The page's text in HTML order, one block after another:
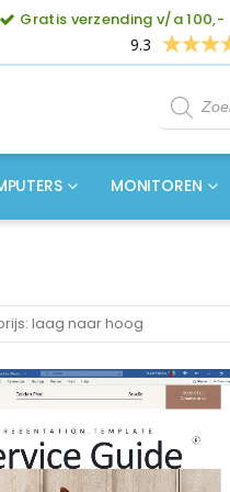
Gratis verzending v/a 100,-
9.3
Producten
zoeken
MONITOREN